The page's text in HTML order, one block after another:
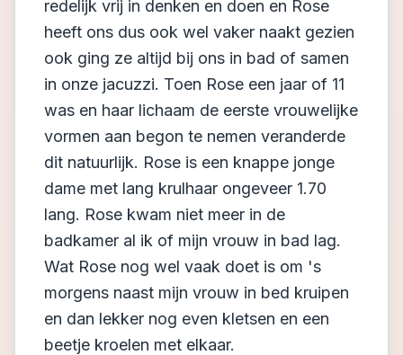
redelijk vrij in denken en doen en Rose
heeft ons dus ook wel vaker naakt gezien
ook ging ze altijd bij ons in bad of samen
in onze jacuzzi. Toen Rose een jaar of 11
was en haar lichaam de eerste vrouwelijke
vormen aan begon te nemen veranderde
dit natuurlijk. Rose is een knappe jonge
dame met lang krulhaar ongeveer 1.70
lang. Rose kwam niet meer in de
badkamer al ik of mijn vrouw in bad lag.
Wat Rose nog wel vaak doet is om 's
morgens naast mijn vrouw in bed kruipen
en dan lekker nog even kletsen en een
beetje kroelen met elkaar.